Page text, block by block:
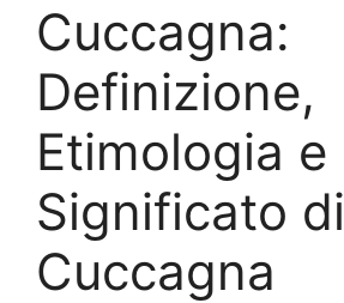
Cuccagna:
Definizione,
Etimologia e
Significato di
Cuccagna